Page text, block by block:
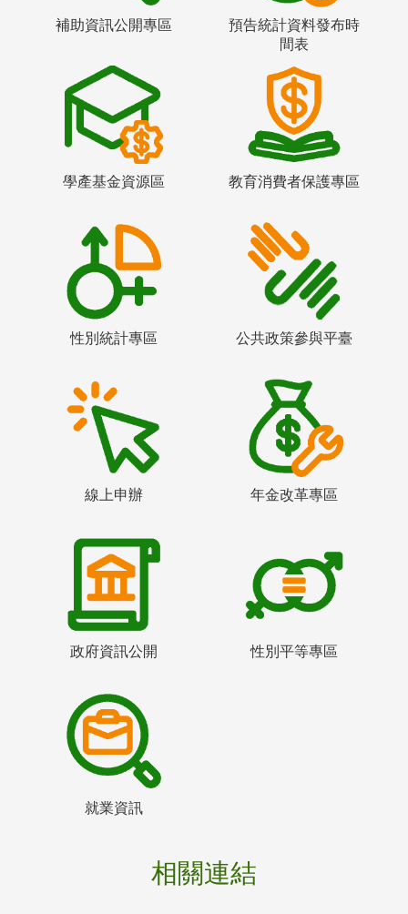
補助資訊公開專區
預告統計資料發布時
間表
學產基金資源區 教育消費者保護專區
性別統計專區 公共政策參與平臺
線上申辦 年金改革專區
政府資訊公開 性別平等專區
就業資訊
相關連結